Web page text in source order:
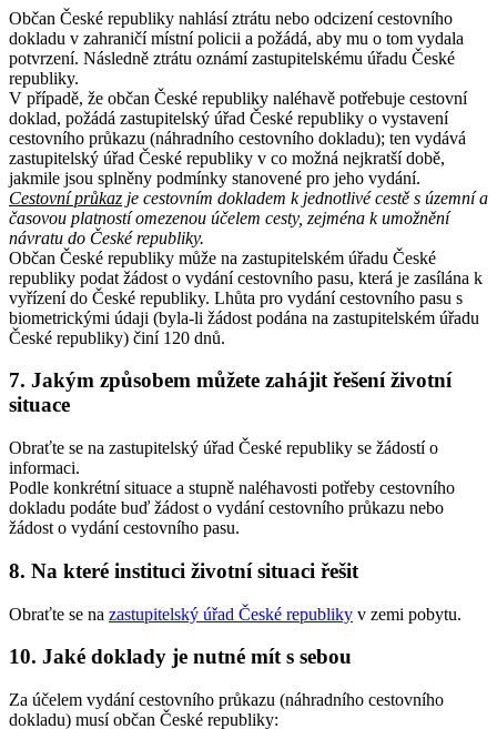
Občan České republiky nahlásí ztrátu nebo odcizení cestovního
dokladu v zahraničí místní policii a požádá, aby mu o tom vydala
potvrzení. Následně ztrátu oznámí zastupitelskému úřadu České
republiky.
V případě, že občan České republiky naléhavě potřebuje cestovní
doklad, požádá zastupitelský úřad České republiky o vystavení
cestovního průkazu (náhradního cestovního dokladu); ten vydává
zastupitelský úřad České republiky v co možná nejkratší době,
jakmile jsou splněny podmínky stanovené pro jeho vydání.
Cestovní průkaz je cestovním dokladem k jednotlivé cestě s územní a
časovou platností omezenou účelem cesty, zejména k umožnění
návratu do České republiky.
Občan České republiky může na zastupitelském úřadu České
republiky podat žádost o vydání cestovního pasu, která je zasílána k
vyřízení do České republiky. Lhůta pro vydání cestovního pasu s
biometrickými údaji (byla-li žádost podána na zastupitelském úřadu
České republiky) činí 120 dnů.
7. Jakým způsobem můžete zahájit řešení životní
situace
Obraťte se na zastupitelský úřad České republiky se žádostí o
informaci.
Podle konkrétní situace a stupně naléhavosti potřeby cestovního
dokladu podáte buď žádost o vydání cestovního průkazu nebo
žádost o vydání cestovního pasu.
8. Na které instituci životní situaci řešit
Obraťte se na zastupitelský úřad České republiky v zemi pobytu.
10. Jaké doklady je nutné mít s sebou
Za účelem vydání cestovního průkazu (náhradního cestovního
dokladu) musí občan České republiky: